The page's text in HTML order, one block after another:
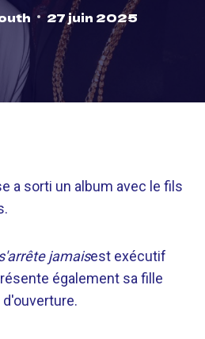
27 juin 2025
a sorti un album avec le fils
jamaisest exécutif
également sa fille